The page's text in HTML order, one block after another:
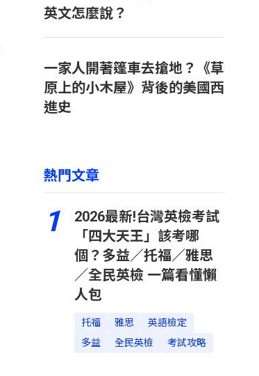
英文怎麼說？
一家人開著篷車去搶地？《草
原上的小木屋》背後的美國西
進史
熱門文章
1
2026最新!台灣英檢考試
「四大天王」該考哪
個？多益／托福／雅思
／全民英檢 一篇看懂懶
人包
托福 雅思
英語檢定
多益
全民英檢 考試攻略